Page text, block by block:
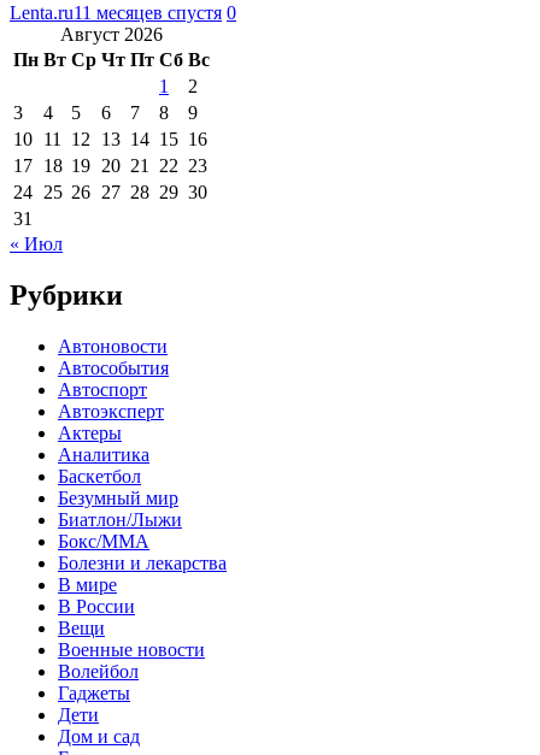
Lenta.ru11 месяцев спустя 0
Август 2026
Пн Вт Ср Чт Пт Сб Вс
1
2
3
4 5 6 7 8
9
10 11 12 13 14 15 16
17 18 19 20 21 22 23
24 25 26 27 28 29 30
31
« Июл
Рубрики
Автоновости
Автособытия
Автоспорт
Автоэксперт
Актеры
Аналитика
Баскетбол
Безумный мир
Биатлон/Лыжи
Бокс/MMA
Болезни и лекарства
В мире
В России
Вещи
Военные новости
Волейбол
Гаджеты
Дети
Дом и сад